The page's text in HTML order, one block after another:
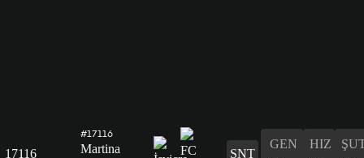
17116
#17116
Martina
SNT
GEN
HIZ